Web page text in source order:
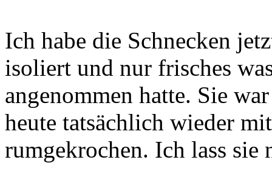
Ich habe die Schnecken
isoliert und nur frisches
angenommen hatte. Sie
heute tatsächlich wieder
rumgekrochen. Ich lass sie